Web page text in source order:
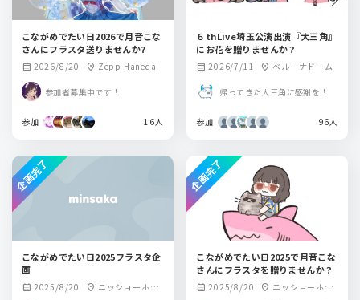
こながめでたい日2026で月音こな
さんにフラスタ送りませんか?
calendar_month 2026/8/20 location_on Zepp Haneda
参加者募集中です！
参加 16人
６thLive埼玉公演出演『大三角』
にお花を贈りませんか？
calendar_month 2026/7/11 location_on ベルーナドーム
帰ってきた大三角に感謝を！
参加 96人
こながめでたい日2025フラスタ企
画
calendar_month 2025/8/20 location_on ニッショーホー
企画完了
こながめでたい日2025で月音こな
さんにフラスタを贈りませんか？
calendar_month 2025/8/20 location_on ニッショーホー
企画完了